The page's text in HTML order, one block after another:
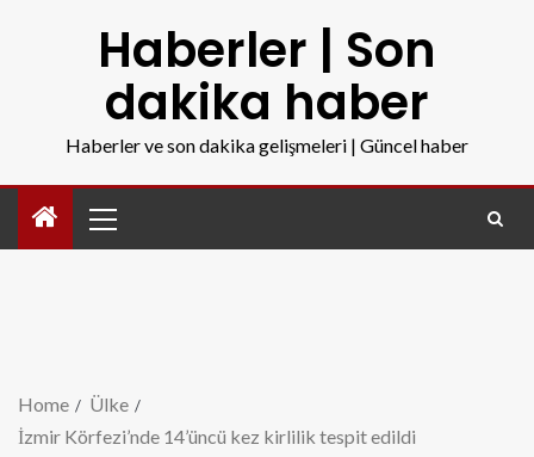
Haberler | Son
dakika haber
Haberler ve son dakika gelişmeleri | Güncel haber
Home
Ülke
İzmir Körfezi’nde 14’üncü kez kirlilik tespit edildi